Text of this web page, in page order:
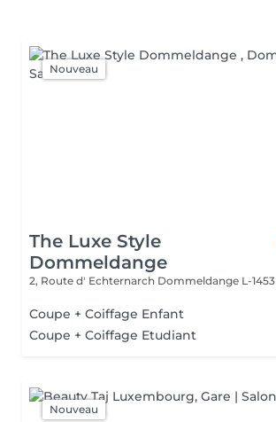
Nouveau
The Luxe Style
Dommeldange
2, Route d' Echternarch Dommeldange L-1453
Coupe + Coiffage Enfant
Coupe + Coiffage Etudiant
Nouveau